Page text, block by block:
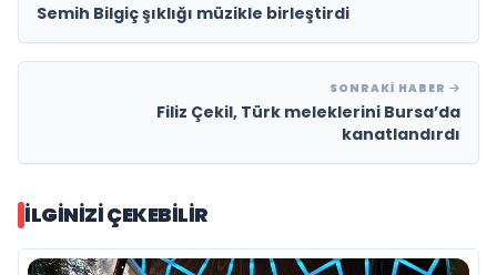
Semih Bilgiç şıklığı müzikle birleştirdi
SONRAKI HABER
Filiz Çekil, Türk meleklerini Bursa’da
kanatlandırdı
İLGINIZI ÇEKEBILIR